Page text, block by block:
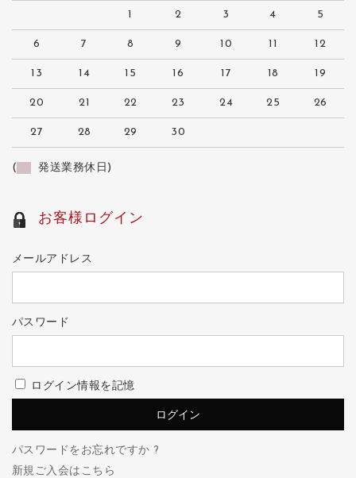
1 2 3 4 5
6 7 8 9 10 11 12
13 14 15 16 17 18 19
20 21 22 23 24 25 26
27 28 29 30
( 発送業務休日)
お客様ログイン
メールアドレス
パスワード
ログイン情報を記憶
パスワードをお忘れですか ?
新規ご入会はこちら